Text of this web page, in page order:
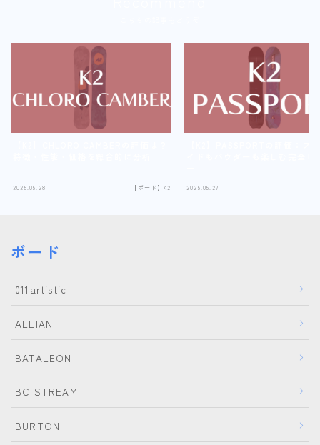
2025.05.28 【ボード】K2 2025.05.27 【
ボード
011artistic
ALLIAN
BATALEON
BC STREAM
BURTON